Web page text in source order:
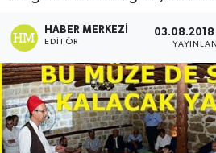
HABER MERKEZI
EDITÖR
03.08.2018
ULUSAL HABERLER
İŞ DÜNYASI
KÜLTÜR&SANAT
ONİKİŞUBAT
Haber Arşivi